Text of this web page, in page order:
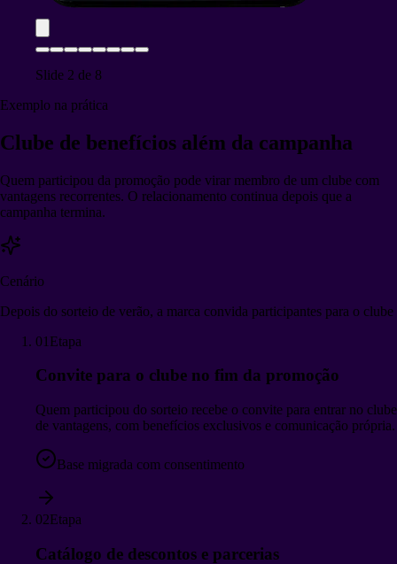
Slide 2 de 8
Exemplo na prática
Clube de benefícios além da campanha
Quem participou da promoção pode virar membro de um clube com
vantagens recorrentes. O relacionamento continua depois que a
campanha termina.
Cenário
Depois do sorteio de verão, a marca convida participantes para o clube
01 Etapa
Convite para o clube no fim da promoção
Quem participou do sorteio recebe o convite para entrar no clube
de vantagens, com benefícios exclusivos e comunicação própria.
Base migrada com consentimento
02Etapa
Catálogo de descontos e parcerias